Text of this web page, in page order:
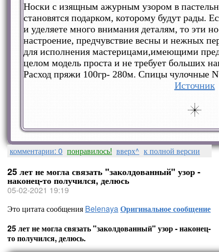
Носки с изящным ажурным узором в
становятся подарком, которому будут рады.
и уделяете много внимания деталям, то эти
настроение, предчувствие весны и нежных
для исполнения мастерицами,имеющими
целом модель проста и не требует больших
Расход пряжи 100гр- 280м. Спицы чулочные
Источник
комментарии: 0 понравилось! вверх^ к полной версии
25 лет не могла связать "заколдованный" узор -
наконец-то получился, делюсь
05-02-2021 19:19
Это цитата сообщения BelenayaОригинальное сообщение
25 лет не могла связать "заколдованный" узор - наконец-
то получился, делюсь.